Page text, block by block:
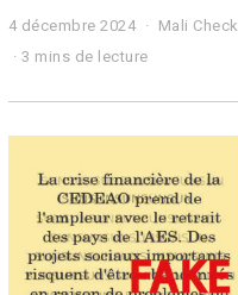
4 décembre 2024
é
m
r
e
2
0
2
4
Mali Check
3 mins de lecture